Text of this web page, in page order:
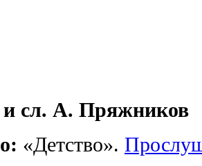
сл. А. Пряжников
«Детство».